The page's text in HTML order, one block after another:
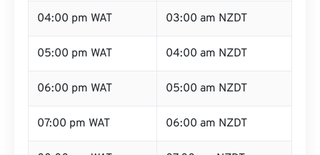
04:00 pm WAT 03:00 am NZDT
05:00 pm WAT 04:00 am NZDT
06:00 pm WAT 05:00 am NZDT
07:00 pm WAT 06:00 am NZDT